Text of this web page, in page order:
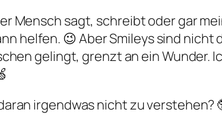
Mensch sagt, schreibt oder gar
helfen. 😉 Aber Smileys sind nicht
gelingt, grenzt an ein Wunder.
irgendwas nicht zu verstehen?